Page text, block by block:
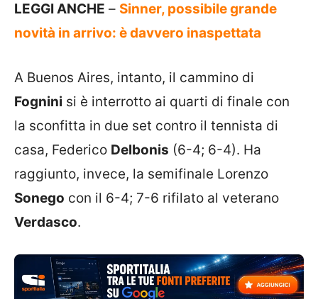
LEGGI ANCHE – Sinner, possibile grande
novità in arrivo: è davvero inaspettata
A Buenos Aires, intanto, il cammino di
Fognini si è interrotto ai quarti di finale con
la sconfitta in due set contro il tennista di
casa, Federico Delbonis (6-4; 6-4). Ha
raggiunto, invece, la semifinale Lorenzo
Sonego con il 6-4; 7-6 rifilato al veterano
Verdasco.